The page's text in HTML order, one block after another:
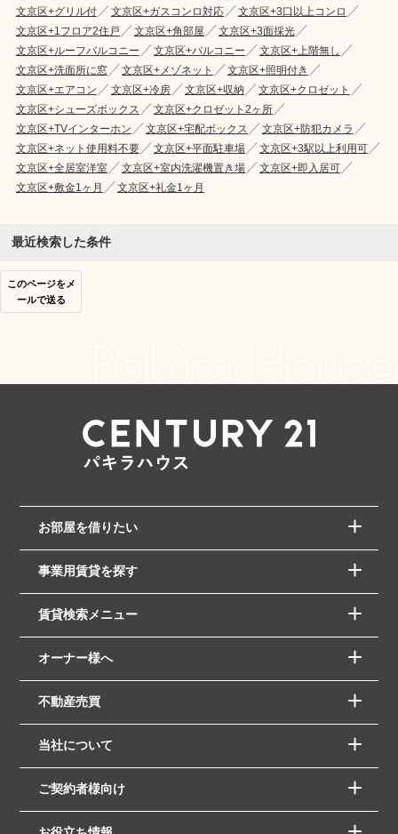
文京区+グリル付
文京区+ガスコンロ対応
文京区+3口以上コンロ
文京区+1フロア2住戸
文京区+角部屋
文京区+3面採光
文京区+ルーフバルコニー
文京区+バルコニー
文京区+上階無し
文京区+洗面所に窓
文京区+メゾネット
文京区+照明付き
文京区+エアコン
文京区+冷房 文京区+収納
文京区+クロゼット
文京区+シューズボックス
文京区+クロゼット2ヶ所
文京区+TVインターホン
文京区+宅配ボックス
文京区+防犯カメラ
文京区+ネット使用料不要
文京区+平面駐車場
文京区+3駅以上利用可
文京区+全居室洋室
文京区+室内洗濯機置き場
文京区+即入居可
文京区+敷金1ヶ月
文京区+礼金1ヶ月
最近検索した条件
このページをメ
ールで送る
お部屋を借りたい
事業用賃貸を探す
賃貸検索メニュー
オーナー様へ
不動産売買
当社について
ご契約者様向け